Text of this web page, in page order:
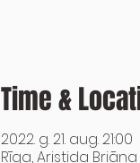
Time &
2022. g. 21. aug. 21:00
Rīga, Aristida